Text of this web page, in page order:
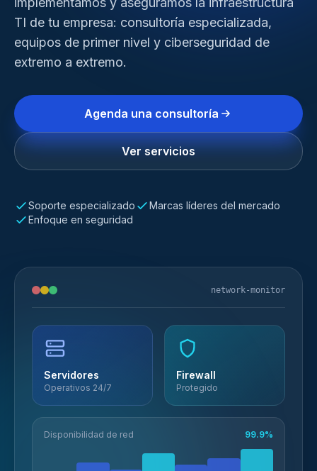
TI de tu empresa: consultoría especializada,
equipos de primer nivel y ciberseguridad de
extremo a extremo.
Agenda una consultoría
Ver servicios
Soporte especializado
Marcas líderes del mercado
Enfoque en seguridad
network-monitor
Servidores
Operativos 24/7
Firewall
Protegido
Disponibilidad de red 99.9%